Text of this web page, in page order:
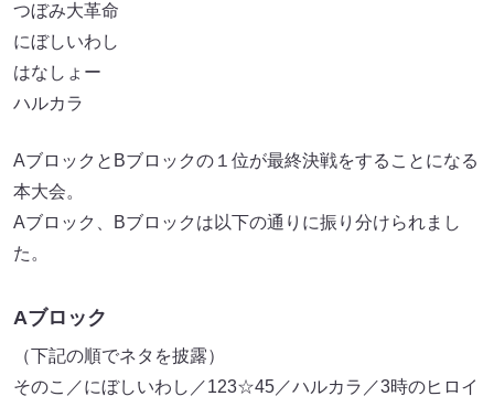
つぼみ大革命
にぼしいわし
はなしょー
ハルカラ
AブロックとBブロックの１位が最終決戦をすることになる
本大会。
Aブロック、Bブロックは以下の通りに振り分けられまし
た。
Aブロック
（下記の順でネタを披露）
そのこ／にぼしいわし／123☆45／ハルカラ／3時のヒロイ